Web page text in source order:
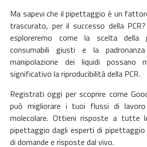
Ma sapevi che il pipettaggio è un
trascurato, per il successo della
esploreremo come la scelta della
consumabili giusti e la
manipolazione dei liquidi possano
significativo la riproducibilità della PCR.
Registrati oggi per scoprire come
può migliorare i tuoi flussi di
molecolare. Ottieni risposte a tutte
pipettaggio dagli esperti di pipettaggio
di domande e risposte dal vivo.